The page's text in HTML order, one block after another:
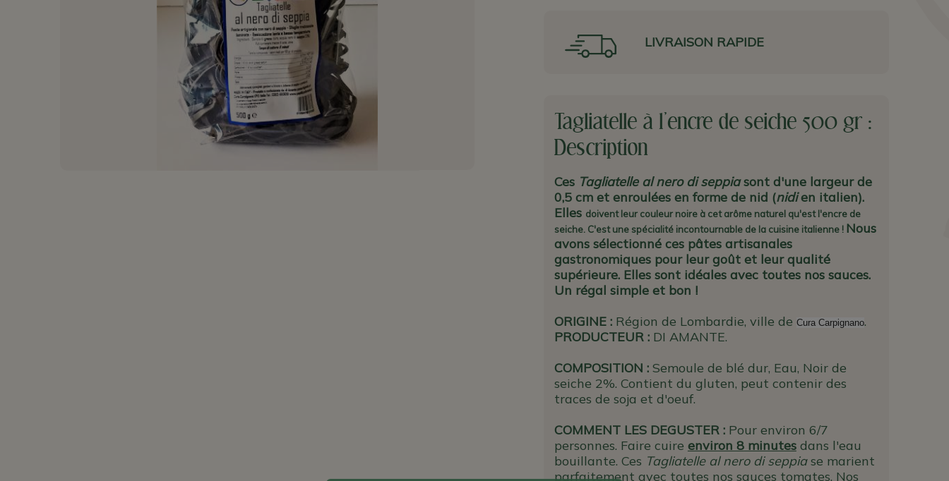
LIVRAISON RAPIDE
Tagliatelle à l'encre de seiche 500 gr :
Description
Ces Tagliatelle al nero di seppiasont d'une largeur de
0,5 cm et enroulées en forme de nid (nidien italien).
Elles doivent leur couleur noire à cet arôme naturel qu'est l'encre de
seiche. C'est une spécialité incontournable de la cuisine italienne ! Nous
avons sélectionné ces pâtes artisanales
gastronomiques pour leur goût et leur qualité
supérieure. Elles sont idéales avec toutes nos sauces.
Un régal simple et bon !
ORIGINE : Région de Lombardie, ville de Cura Carpignano.
PRODUCTEUR : DI AMANTE.
COMPOSITION :Semoule de blé dur, Eau, Noir de
seiche 2%. Contient du gluten, peut contenir des
traces de soja et d'oeuf.
COMMENT LES DEGUSTER :Pour environ 6/7
personnes. Faire cuire environ 8minutesdans l'eau
bouillante. Ces Tagliatelle al nero di seppiase marient
parfaitement avec toutes nos sauces tomates. Nos